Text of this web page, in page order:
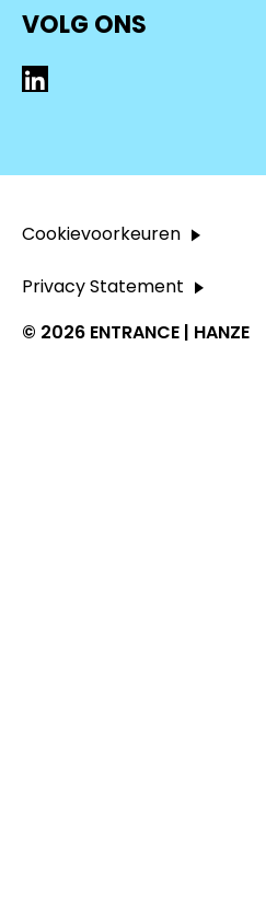
VOLG ONS
LinkedIn
© 2026 ENTRANCE | HANZE
Cookievoorkeuren
Privacy Statement